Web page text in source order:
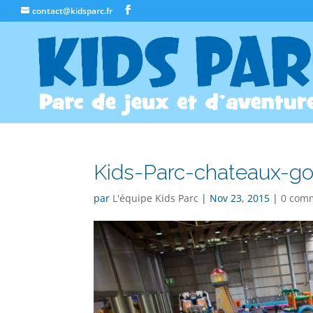
contact@kidsparc.fr
Kids-Parc-chateaux-
par L'équipe Kids Parc | Nov 23, 2015 |0